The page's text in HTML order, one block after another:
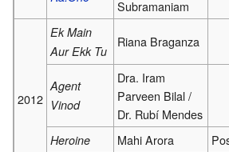
Subramaniam
2012
Ek Main
Aur Ekk Tu
Riana Braganza
Agent
Vinod
Dra. Iram
Parveen Bilal /
Dr. Rubí Mendes
Heroine Mahi Arora